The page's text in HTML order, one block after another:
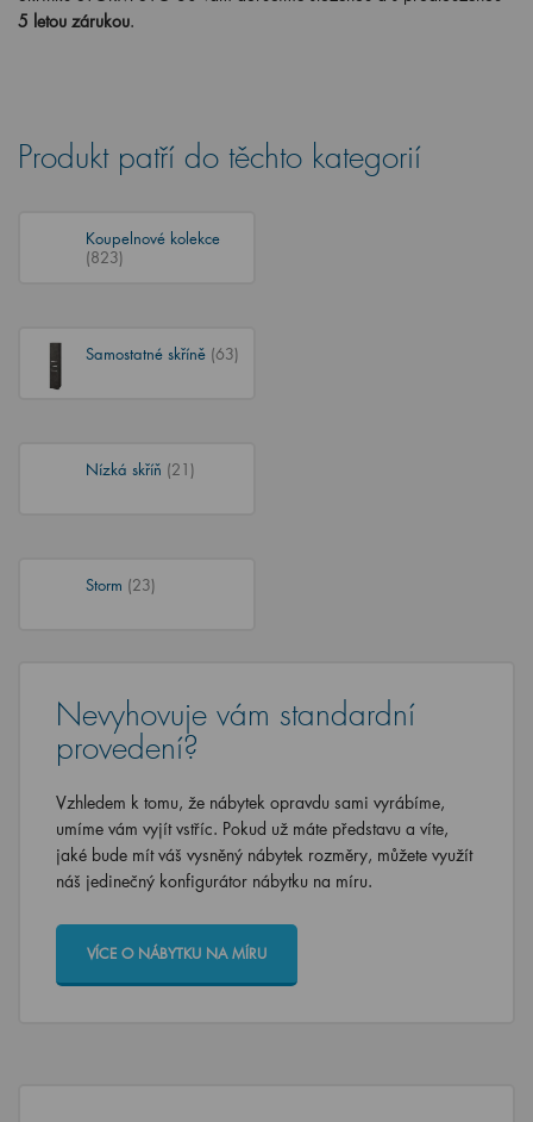
5 letou zárukou.
Produkt patří do těchto kategorií
Koupelnové kolekce
(823)
Samostatné skříně (63)
Nízká skříň (21)
Storm (23)
Nevyhovuje vám standardní
provedení?
Vzhledem k tomu, že nábytek opravdu sami vyrábíme,
umíme vám vyjít vstříc. Pokud už máte představu a víte,
jaké bude mít váš vysněný nábytek rozměry, můžete využít
náš jedinečný konfigurátor nábytku na míru.
VÍCE O NÁBYTKU NA MÍRU